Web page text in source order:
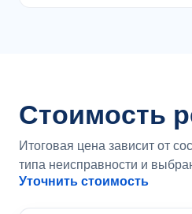
Стоимость
Итоговая цена зависит от
типа неисправности и
Уточнить стоимость